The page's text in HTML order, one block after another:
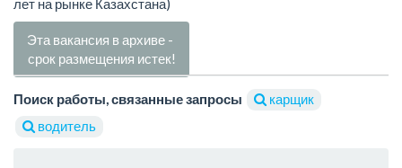
лет на рынке Казахстана)
Эта вакансия в архиве -
срок размещения истек!
Поиск работы, связанные запросы
карщик
водитель